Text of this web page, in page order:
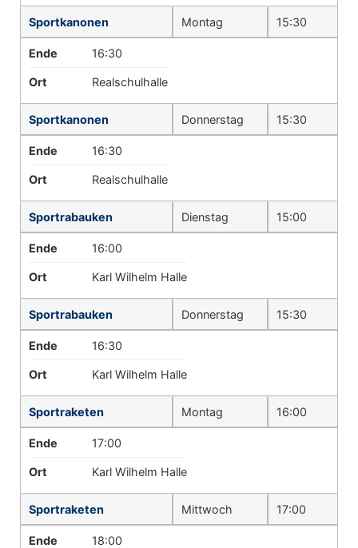
Sportkanonen Montag 15:30
Ende 16:30
Ort Realschulhalle
Sportkanonen Donnerstag 15:30
Ende 16:30
Ort Realschulhalle
Sportrabauken Dienstag 15:00
Ende 16:00
Ort Karl Wilhelm Halle
Sportrabauken Donnerstag 15:30
Ende 16:30
Ort Karl Wilhelm Halle
Sportraketen Montag 16:00
Ende 17:00
Ort Karl Wilhelm Halle
Sportraketen Mittwoch 17:00
Ende 18:00